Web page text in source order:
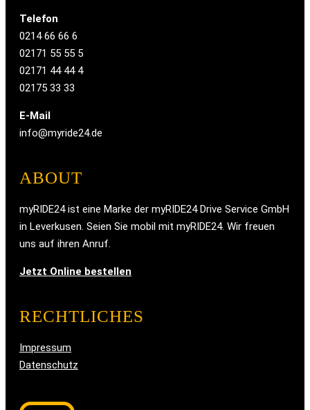
Telefon
0214 66 66 6
02171 55 55 5
02171 44 44 4
02175 33 33
E-Mail
info@myride24.de
ABOUT
myRIDE24 ist eine Marke der myRIDE24 Drive Service GmbH
in Leverkusen. Seien Sie mobil mit myRIDE24. Wir freuen
uns auf ihren Anruf.
Jetzt Online bestellen
RECHTLICHES
Impressum
Datenschutz